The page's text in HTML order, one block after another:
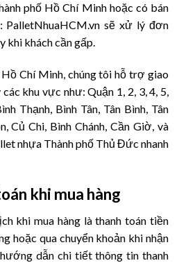
phố Hồ Chí Minh hoặc có bán
sẽ xử lý đơn
khi khách cần gấp.
Chí Minh, chúng tôi hỗ trợ giao
khu vực như: Quận 1, 2, 3, 4, 5,
Thạnh, Bình Tân, Tân Bình, Tân
Củ Chi, Bình Chánh, Cần Giờ, và
nhựa Thành phố Thủ Đức nhanh
khi mua hàng
khi mua hàng là thanh toán tiền
hoặc qua chuyển khoản khi nhận
dẫn chi tiết thông tin thanh